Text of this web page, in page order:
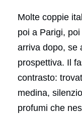
Molte coppie
poi a Parigi,
arriva dopo, se
prospettiva. Il
contrasto:
medina,
profumi che